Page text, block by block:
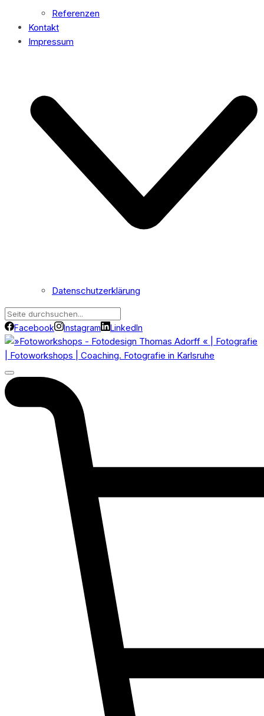
Referenzen
Kontakt
Impressum
Datenschutzerklärung
Facebook Instagram LinkedIn